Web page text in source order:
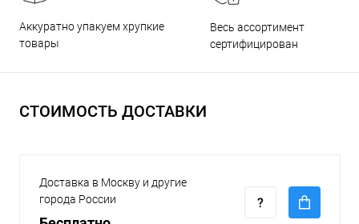
Аккуратно упакуем хрупкие
товары
Весь ассортимент
сертифицирован
СТОИМОСТЬ ДОСТАВКИ
Доставка в Москву и другие
города России